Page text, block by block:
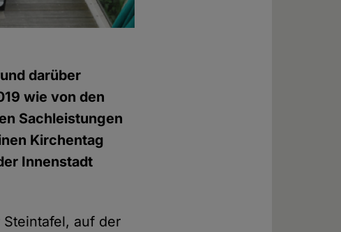
darüber
wie von den
Sachleistungen
Kirchentag
Innenstadt
auf der